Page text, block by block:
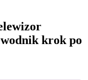
krok po